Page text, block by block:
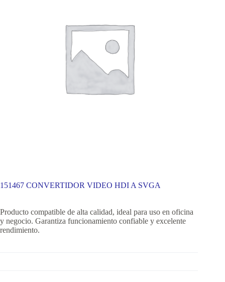
151467 CONVERTIDOR VIDEO HDI A SVGA
Producto compatible de alta calidad, ideal para uso en oficina
y negocio. Garantiza funcionamiento confiable y excelente
rendimiento.